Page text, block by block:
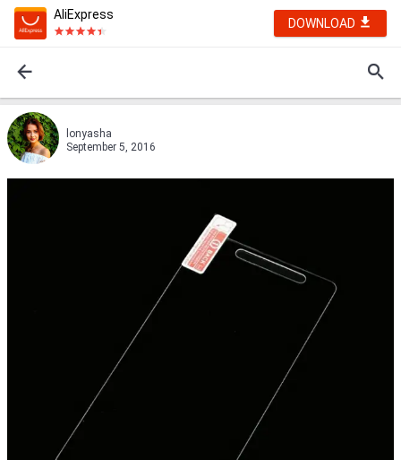
AliExpress
DOWNLOAD
lonyasha
September 5, 2016